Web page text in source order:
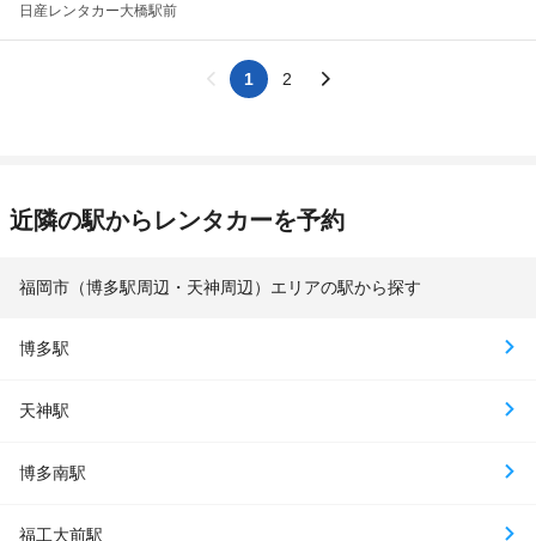
日産レンタカー大橋駅前
1 2
近隣の駅からレンタカーを予約
福岡市（博多駅周辺・天神周辺）エリアの駅から探す
博多駅
天神駅
博多南駅
福工大前駅